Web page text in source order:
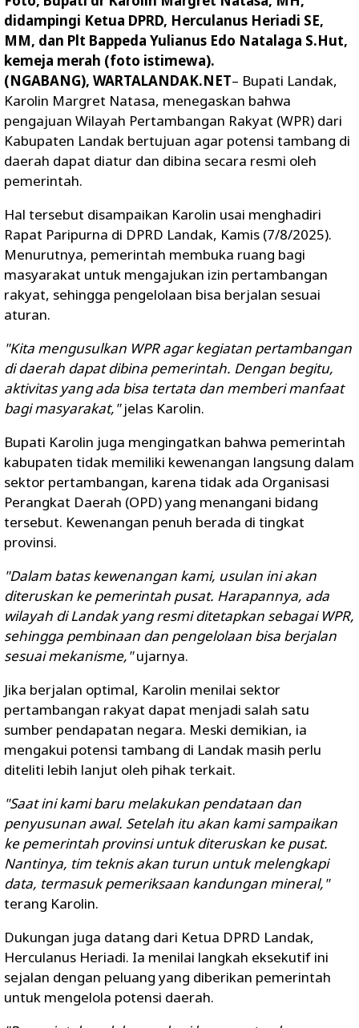
didampingi Ketua DPRD, Herculanus Heriadi SE,
MM, dan Plt Bappeda Yulianus Edo Natalaga S.Hut,
kemeja merah (foto istimewa).
(NGABANG), WARTALANDAK.NET– Bupati Landak,
Karolin Margret Natasa, menegaskan bahwa
pengajuan Wilayah Pertambangan Rakyat (WPR) dari
Kabupaten Landak bertujuan agar potensi tambang di
daerah dapat diatur dan dibina secara resmi oleh
pemerintah.
Hal tersebut disampaikan Karolin usai menghadiri
Rapat Paripurna di DPRD Landak, Kamis (7/8/2025).
Menurutnya, pemerintah membuka ruang bagi
masyarakat untuk mengajukan izin pertambangan
rakyat, sehingga pengelolaan bisa berjalan sesuai
aturan.
"Kita mengusulkan WPR agar kegiatan pertambangan
di daerah dapat dibina pemerintah. Dengan begitu,
aktivitas yang ada bisa tertata dan memberi manfaat
bagi masyarakat,"jelas Karolin.
Bupati Karolin juga mengingatkan bahwa pemerintah
kabupaten tidak memiliki kewenangan langsung dalam
sektor pertambangan, karena tidak ada Organisasi
Perangkat Daerah (OPD) yang menangani bidang
tersebut. Kewenangan penuh berada di tingkat
provinsi.
"Dalam batas kewenangan kami, usulan ini akan
diteruskan ke pemerintah pusat. Harapannya, ada
wilayah di Landak yang resmi ditetapkan sebagai WPR,
sehingga pembinaan dan pengelolaan bisa berjalan
sesuai mekanisme,"ujarnya.
Jika berjalan optimal, Karolin menilai sektor
pertambangan rakyat dapat menjadi salah satu
sumber pendapatan negara. Meski demikian, ia
mengakui potensi tambang di Landak masih perlu
diteliti lebih lanjut oleh pihak terkait.
"Saat ini kami baru melakukan pendataan dan
penyusunan awal. Setelah itu akan kami sampaikan
ke pemerintah provinsi untuk diteruskan ke pusat.
Nantinya, tim teknis akan turun untuk melengkapi
data, termasuk pemeriksaan kandungan mineral,"
terang Karolin.
Dukungan juga datang dari Ketua DPRD Landak,
Herculanus Heriadi. Ia menilai langkah eksekutif ini
sejalan dengan peluang yang diberikan pemerintah
untuk mengelola potensi daerah.